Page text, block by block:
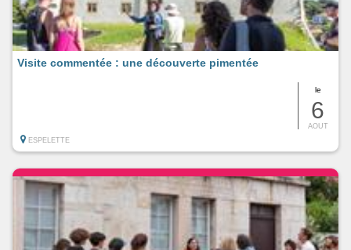
le
6
AOUT
Visite commentée : une découverte pimentée
ESPELETTE